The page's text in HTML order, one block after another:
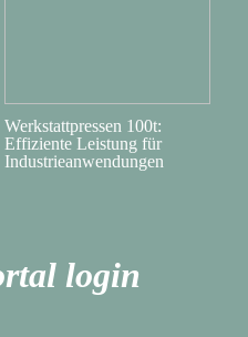
Werkstattpressen 100t:
Effiziente Leistung für
Industrieanwendungen
login